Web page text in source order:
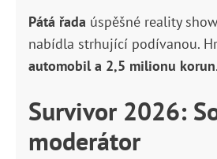
Pátá řada úspěšné reality
nabídla strhující podívanou.
automobil a 2,5 milionu korun.
Survivor 2026:
moderátor